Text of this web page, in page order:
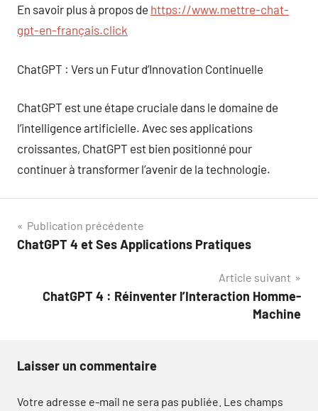
En savoir plus à propos de https://www.mettre-chat-
gpt-en-français.click
ChatGPT : Vers un Futur d’Innovation Continuelle
ChatGPT est une étape cruciale dans le domaine de
l’intelligence artificielle. Avec ses applications
croissantes, ChatGPT est bien positionné pour
continuer à transformer l’avenir de la technologie.
Navigation
de
Publication précédente
ChatGPT 4 et Ses Applications Pratiques
Article suivant
ChatGPT 4 : Réinventer l’Interaction Homme-
Machine
Laisser un commentaire
Votre adresse e-mail ne sera pas publiée. Les champs